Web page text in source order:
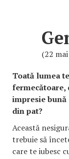
(22
Toată lumea
fermecătoare,
impresie
din pat?
Această
trebuie să
care te iubesc